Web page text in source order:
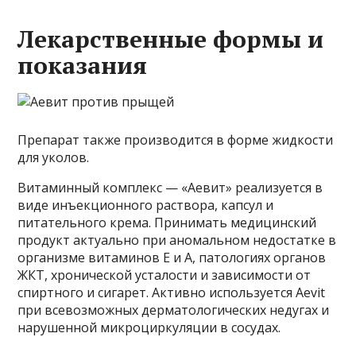
Лекарственные формы и
показания
Препарат также производится в форме жидкости
для уколов.
Витаминный комплекс — «Аевит» реализуется в
виде инъекционного раствора, капсул и
питательного крема. Принимать медицинский
продукт актуально при аномальном недостатке в
организме витаминов Е и А, патологиях органов
ЖКТ, хронической усталости и зависимости от
спиртного и сигарет. Активно используется Aevit
при всевозможных дерматологических недугах и
нарушенной микроциркуляции в сосудах.